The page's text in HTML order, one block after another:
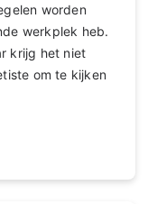
worden
werkplek heb.
krijg het niet
om te kijken